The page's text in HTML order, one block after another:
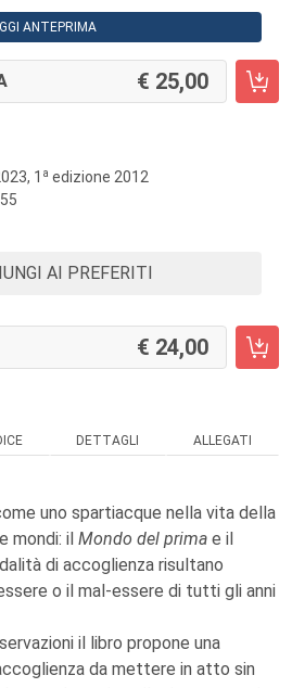
ANTEPRIMA
25,00
1 a edizione 2012
AI PREFERITI
24,00
DETTAGLI ALLEGATI
uno spartiacque nella vita della
mondi: il Mondo del prima e il
di accoglienza risultano
o il mal-essere di tutti gli anni
il libro propone una
da mettere in atto sin